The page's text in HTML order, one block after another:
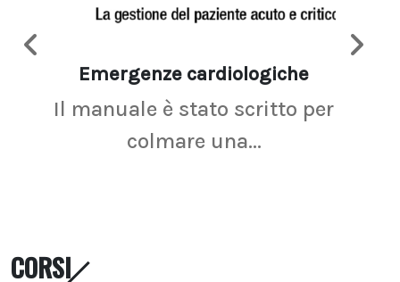
Emergenze cardiologiche
Il manuale è stato scritto per
colmare una...
CORSI